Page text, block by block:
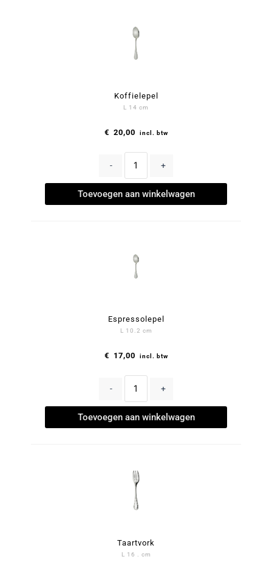
Koffielepel
L 14 cm
€ 20,00 incl. btw
- +
Toevoegen aan winkelwagen
Espressolepel
L 10.2 cm
€ 17,00 incl. btw
- +
Toevoegen aan winkelwagen
Taartvork
L 16 . cm